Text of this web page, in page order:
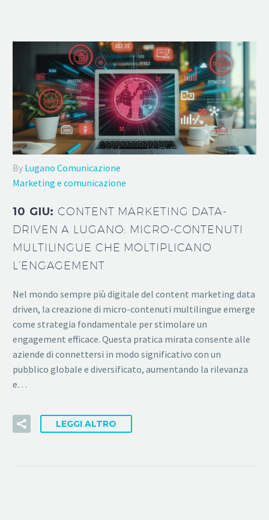
By Lugano Comunicazione
Marketing e comunicazione
10 GIU:CONTENT MARKETING DATA-
DRIVEN A LUGANO: MICRO-CONTENUTI
MULTILINGUE CHE MOLTIPLICANO
L’ENGAGEMENT
Nel mondo sempre più digitale del content marketing data
driven, la creazione di micro-contenuti multilingue emerge
come strategia fondamentale per stimolare un
engagement efficace. Questa pratica mirata consente alle
aziende di connettersi in modo significativo con un
pubblico globale e diversificato, aumentando la rilevanza
e…
LEGGI ALTRO